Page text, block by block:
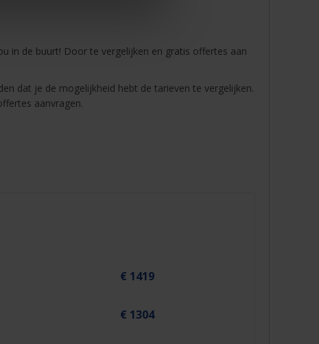
in de buurt! Door te vergelijken en gratis offertes aan
dat je de mogelijkheid hebt de tarieven te vergelijken.
aanvragen.
€ 1419
€ 1304